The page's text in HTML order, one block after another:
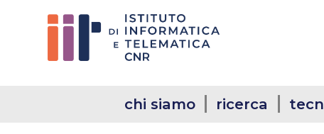
chi siamo ricerca